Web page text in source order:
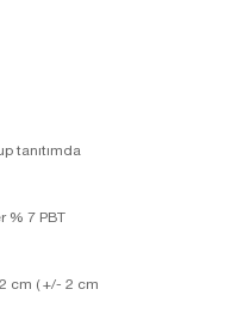
tanıtımda
% 7 PBT
cm ( +/- 2 cm